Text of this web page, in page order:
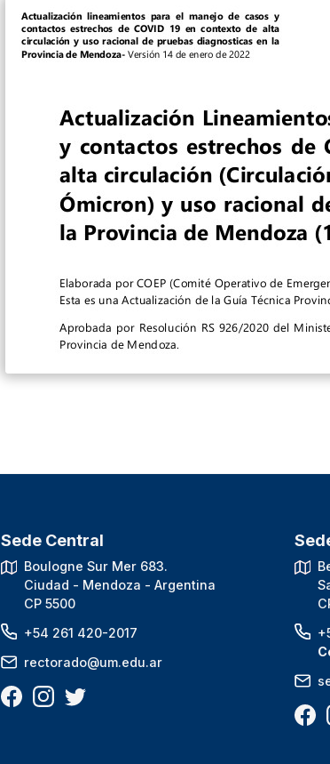
Sede Central
Boulogne Sur Mer 683.
Ciudad - Mendoza - Argentina
CP 5500
+54 261 420-2017
rectorado@um.edu.ar